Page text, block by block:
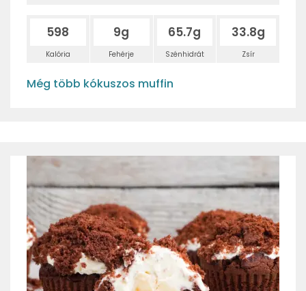
598
Kalória
9g
Fehérje
65.7g
Szénhidrát
33.8g
Zsír
Még több kókuszos muffin